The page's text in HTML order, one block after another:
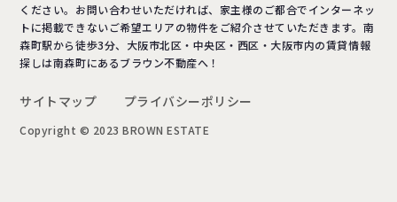
ください。お問い合わせいただければ、家主様のご都合でインターネッ
トに掲載できないご希望エリアの物件をご紹介させていただきます。南
森町駅から徒歩3分、大阪市北区・中央区・西区・大阪市内の賃貸情報
探しは南森町にあるブラウン不動産へ！
サイトマップ プライバシーポリシー
Copyright © 2023 BROWN ESTATE